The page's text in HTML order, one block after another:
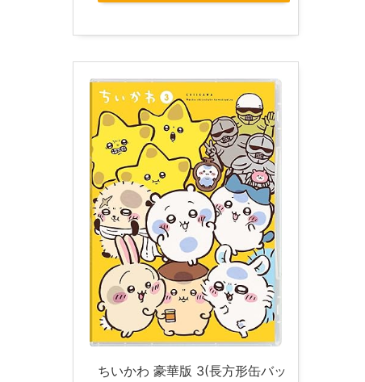
ちいかわ 豪華版 3(長方形缶バッ